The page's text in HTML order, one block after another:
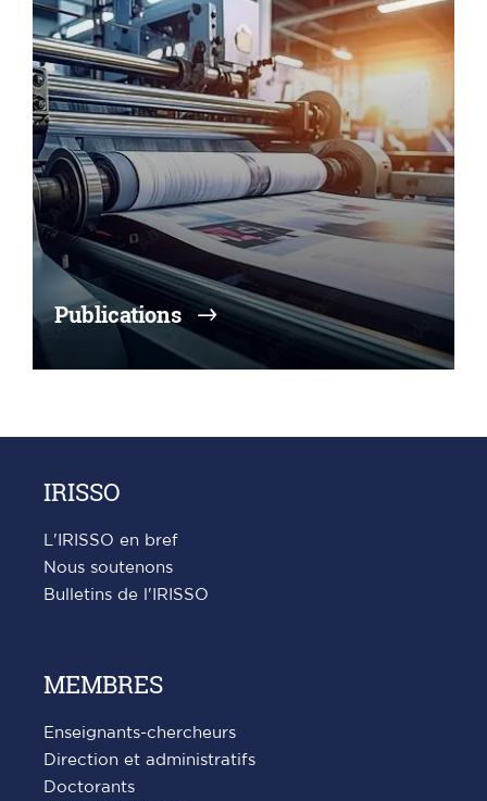
Publications
IRISSO
L'IRISSO en bref
Nous soutenons
Bulletins de l'IRISSO
MEMBRES
Enseignants-chercheurs
Direction et administratifs
Doctorants